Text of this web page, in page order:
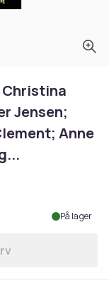
Christina
Jensen;
Anne
På lager
språk i